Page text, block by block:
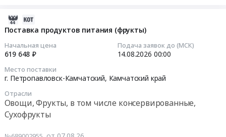
Поставка продуктов питания (фрукты)
Начальная цена
619 648 ₽
Подача заявок до (МСК)
14.08.2026 00:00
Место поставки
г. Петропавловск-Камчатский, Камчатский край
Отрасли
Овощи, Фрукты, в том числе консервированные,
Сухофрукты